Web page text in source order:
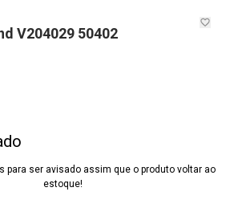
V204029 50402
para ser avisado assim que o produto voltar ao
estoque!